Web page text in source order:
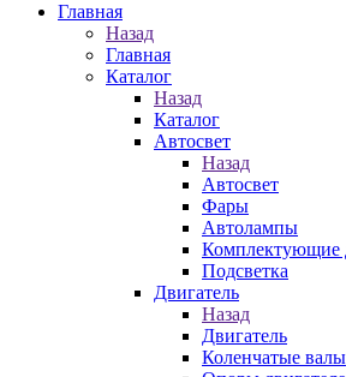
Главная
Назад
Главная
Каталог
Назад
Каталог
Автосвет
Назад
Автосвет
Фары
Автолампы
Комплектующие
Подсветка
Двигатель
Назад
Двигатель
Коленчатые валы